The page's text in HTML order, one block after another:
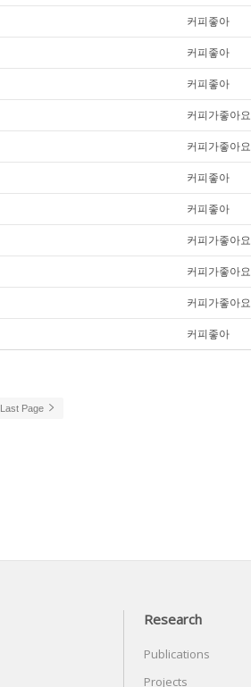
커피좋아
커피좋아
커피좋아
커피가좋아요
커피가좋아요
커피좋아
커피좋아
커피가좋아요
커피가좋아요
커피가좋아요
커피좋아
Last Page
Research
Publications
Projects